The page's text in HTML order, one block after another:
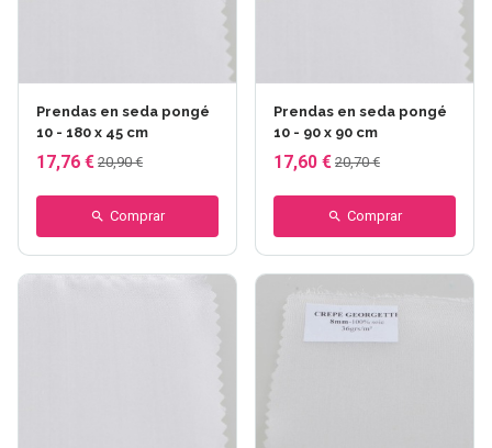
Prendas en seda pongé
10 - 180 x 45 cm
17,76 € 20,90 €
Comprar
Prendas en seda pongé
10 - 90 x 90 cm
17,60 € 20,70 €
Comprar